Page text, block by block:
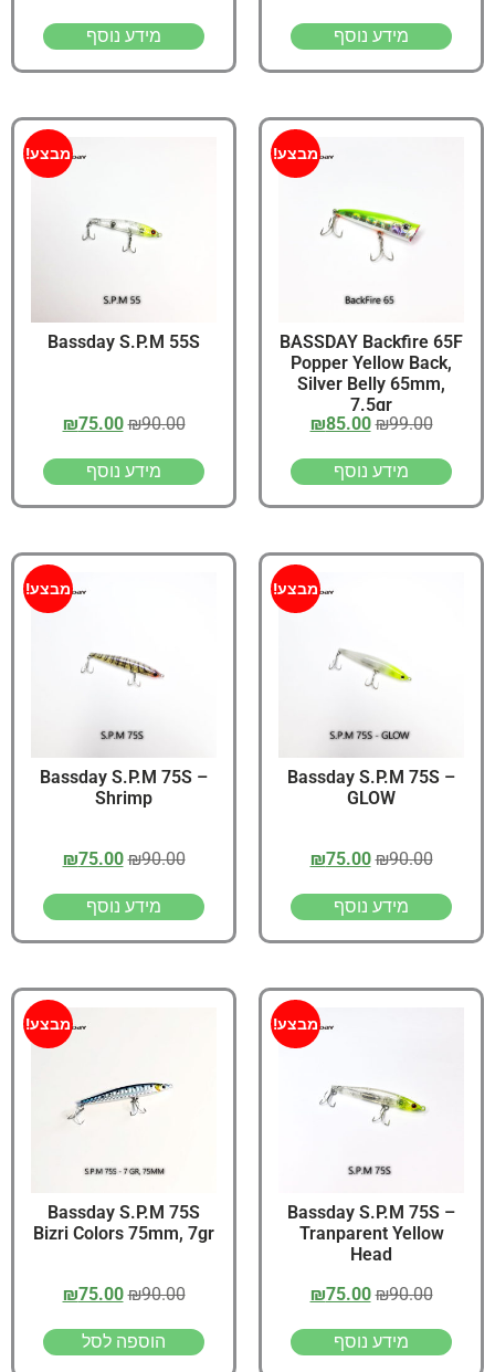
מידע נוסף מידע נוסף
מבצע!
BASSDAY Backfire 65F
Popper Yellow Back,
Silver Belly 65mm,
7.5gr
₪99.00
₪85.00
מידע נוסף
מבצע!
Bassday S.P.M 55S
₪90.00
₪75.00
מידע נוסף
מבצע!
Bassday S.P.M 75S –
GLOW
₪90.00
₪75.00
מידע נוסף
מבצע!
Bassday S.P.M 75S –
Shrimp
₪90.00
₪75.00
מידע נוסף
מבצע!
Bassday S.P.M 75S –
Tranparent Yellow
Head
₪90.00
₪75.00
מידע נוסף
מבצע!
Bassday S.P.M 75S
Bizri Colors 75mm, 7gr
₪90.00
₪75.00
הוספה לסל